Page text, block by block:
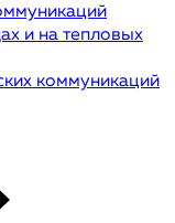
и на тепловых
коммуникаций